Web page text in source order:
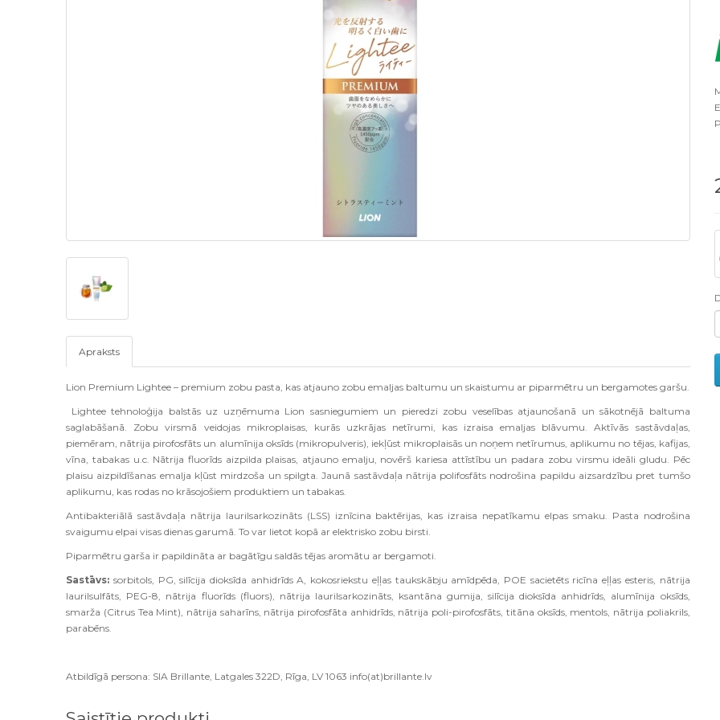
Apraksts
Lion Premium Lightee – premium zobu pasta, kas atjauno zobu emaljas baltumu un skaistumu ar piparmētru un bergamotes garšu.
Lightee tehnoloģija balstās uz uzņēmuma Lion sasniegumiem un pieredzi zobu veselības atjaunošanā un sākotnējā baltuma
saglabāšanā. Zobu virsmā veidojas mikroplaisas, kurās uzkrājas netīrumi, kas izraisa emaljas blāvumu. Aktīvās sastāvdaļas,
piemēram, nātrija pirofosfāts un alumīnija oksīds (mikropulveris), iekļūst mikroplaisās un noņem netīrumus, aplikumu no tējas, kafijas,
vīna, tabakas u.c. Nātrija fluorīds aizpilda plaisas, atjauno emalju, novērš kariesa attīstību un padara zobu virsmu ideāli gludu. Pēc
plaisu aizpildīšanas emalja kļūst mirdzoša un spilgta. Jaunā sastāvdaļa nātrija polifosfāts nodrošina papildu aizsardzību pret tumšo
aplikumu, kas rodas no krāsojošiem produktiem un tabakas.
Antibakteriālā sastāvdaļa nātrija laurilsarkozināts (LSS) iznīcina baktērijas, kas izraisa nepatīkamu elpas smaku. Pasta nodrošina
svaigumu elpai visas dienas garumā. To var lietot kopā ar elektrisko zobu birsti.
Piparmētru garša ir papildināta ar bagātīgu saldās tējas aromātu ar bergamoti.
Sastāvs: sorbitols, PG, silīcija dioksīda anhidrīds A, kokosriekstu eļļas taukskābju amīdpēda, POE sacietēts ricīna eļļas esteris, nātrija
laurilsulfāts, PEG-8, nātrija fluorīds (fluors), nātrija laurilsarkozināts, ksantāna gumija, silīcija dioksīda anhidrīds, alumīnija oksīds,
smarža (Citrus Tea Mint), nātrija saharīns, nātrija pirofosfāta anhidrīds, nātrija poli-pirofosfāts, titāna oksīds, mentols, nātrija poliakrils,
parabēns.
Atbildīgā persona: SIA Brillante, Latgales 322D, Rīga, LV 1063 info(at)brillante.lv